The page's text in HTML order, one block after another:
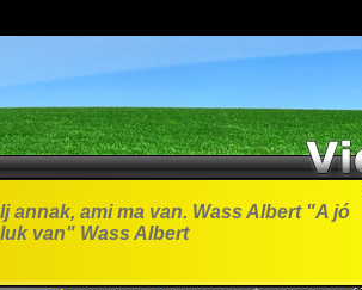
annak, ami ma van. Wass Albert "A jó
van" Wass Albert